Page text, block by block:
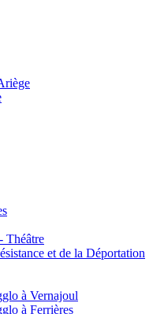
Théâtre
et de la Déportation
à Vernajoul
à Ferrières